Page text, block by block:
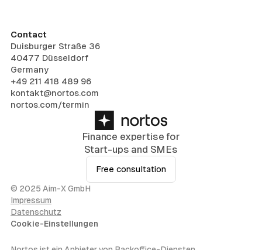
Finance expertise for
Start-ups and SMEs
Free consultation
Contact
Duisburger Straße 36
40477 Düsseldorf
Germany
+49 211 418 489 96
kontakt@nortos.com
nortos.com/termin
© 2025 Aim-X GmbH
Impressum
Datenschutz
Cookie-Einstellungen